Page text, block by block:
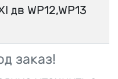
дв WP12,WP13
заказ!